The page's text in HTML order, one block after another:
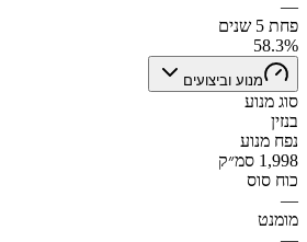
—
פחת 5 שנים
58.3%
מנוע וביצועים
סוג מנוע
בנזין
נפח מנוע
1,998 סמ״ק
כוח סוס
—
מומנט